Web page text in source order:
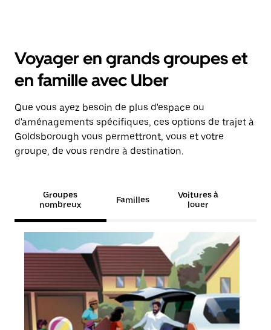
Voyager en grands groupes et
en famille avec Uber
Que vous ayez besoin de plus d'espace ou
d'aménagements spécifiques, ces options de trajet à
Goldsborough vous permettront, vous et votre
groupe, de vous rendre à destination.
Groupes
nombreux
Familles
Voitures à
louer